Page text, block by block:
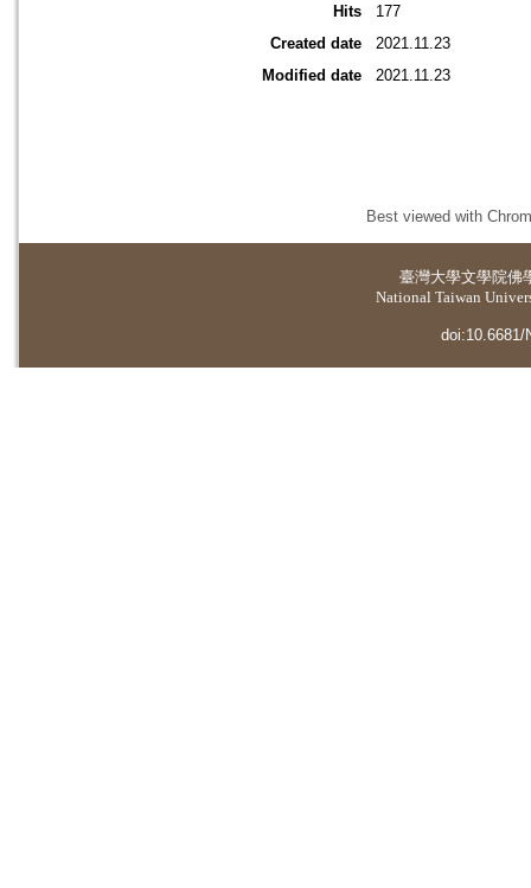
Hits
177
Created date
2021.11.23
Modified date
2021.11.23
Best viewed with
臺灣大學文學院佛
National Taiwan
doi:10.6681/